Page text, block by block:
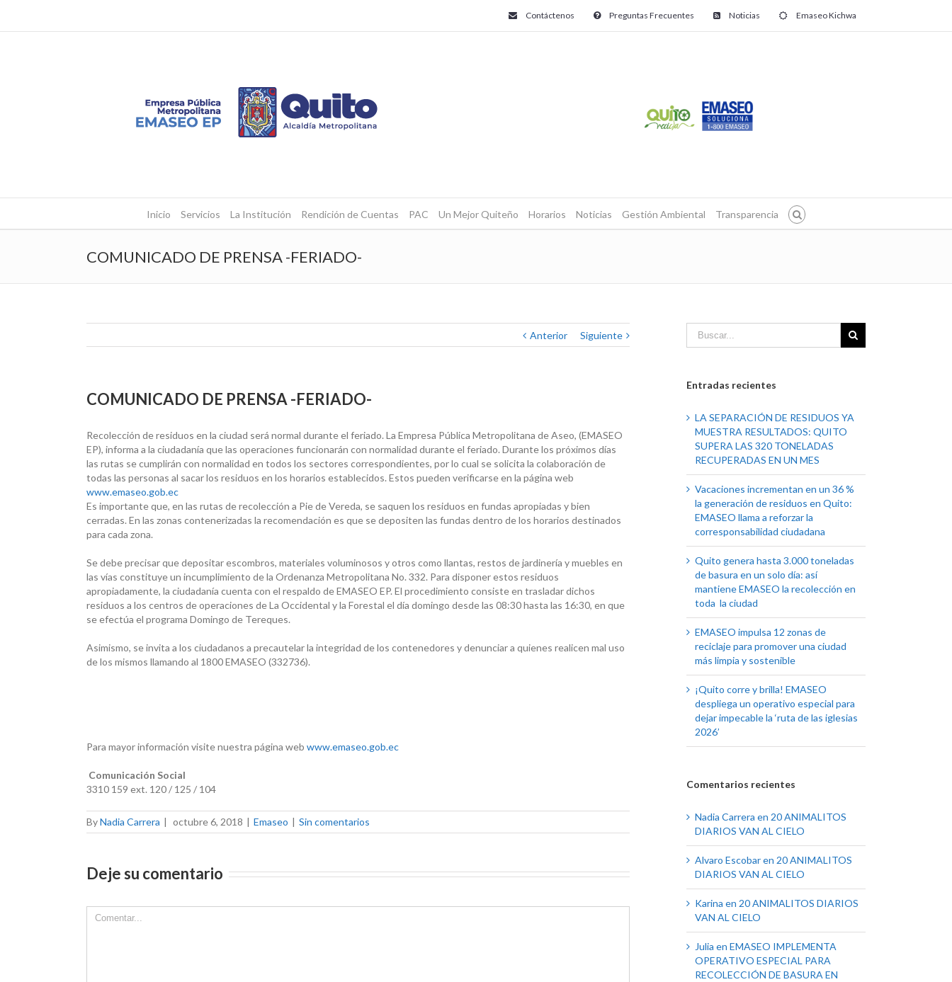
Contáctenos Preguntas Frecuentes Noticias Emaseo Kichwa
Inicio Servicios La Institución Rendición de Cuentas PAC Un Mejor Quiteño Horarios Noticias Gestión Ambiental Transparencia
COMUNICADO DE PRENSA -FERIADO-
Anterior Siguiente
COMUNICADO DE PRENSA -FERIADO-
Recolección de residuos en la ciudad será normal durante el feriado. La Empresa Pública Metropolitana de Aseo, (EMASEO
EP), informa a la ciudadanía que las operaciones funcionarán con normalidad durante el feriado. Durante los próximos días
las rutas se cumplirán con normalidad en todos los sectores correspondientes, por lo cual se solicita la colaboración de
todas las personas al sacar los residuos en los horarios establecidos. Estos pueden verificarse en la página web
www.emaseo.gob.ec
Es importante que, en las rutas de recolección a Pie de Vereda, se saquen los residuos en fundas apropiadas y bien
cerradas. En las zonas contenerizadas la recomendación es que se depositen las fundas dentro de los horarios destinados
para cada zona.
Se debe precisar que depositar escombros, materiales voluminosos y otros como llantas, restos de jardinería y muebles en
las vías constituye un incumplimiento de la Ordenanza Metropolitana No. 332. Para disponer estos residuos
apropiadamente, la ciudadanía cuenta con el respaldo de EMASEO EP. El procedimiento consiste en trasladar dichos
residuos a los centros de operaciones de La Occidental y la Forestal el día domingo desde las 08:30 hasta las 16:30, en que
se efectúa el programa Domingo de Tereques.
Asimismo, se invita a los ciudadanos a precautelar la integridad de los contenedores y denunciar a quienes realicen mal uso
de los mismos llamando al 1800 EMASEO (332736).
Para mayor información visite nuestra página web www.emaseo.gob.ec
Comunicación Social
3310 159 ext. 120 / 125 / 104
ByNadia Carrera | octubre 6, 2018 | Emaseo | Sin comentarios
Deje su comentario
Comment
Entradas recientes
LA SEPARACIÓN DE RESIDUOS YA
MUESTRA RESULTADOS: QUITO
SUPERA LAS 320 TONELADAS
RECUPERADAS EN UN MES
Vacaciones incrementan en un 36 %
la generación de residuos en Quito:
EMASEO llama a reforzar la
corresponsabilidad ciudadana
Quito genera hasta 3.000 toneladas
de basura en un solo día: así
mantiene EMASEO la recolección en
toda la ciudad
EMASEO impulsa 12 zonas de
reciclaje para promover una ciudad
más limpia y sostenible
¡Quito corre y brilla! EMASEO
despliega un operativo especial para
dejar impecable la ‘ruta de las iglesias
2026’
Comentarios recientes
Nadia Carrera en 20 ANIMALITOS
DIARIOS VAN AL CIELO
Alvaro Escobaren 20 ANIMALITOS
DIARIOS VAN AL CIELO
Karina en 20 ANIMALITOS DIARIOS
VAN AL CIELO
Julia en EMASEO IMPLEMENTA
OPERATIVO ESPECIAL PARA
RECOLECCIÓN DE BASURA EN